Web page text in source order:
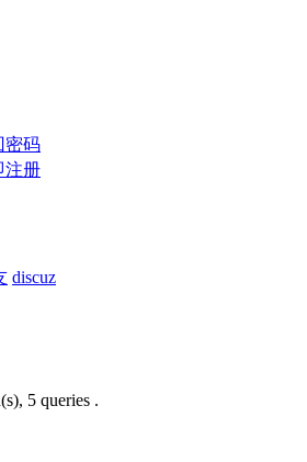
密码
注册
discuz
5 queries .